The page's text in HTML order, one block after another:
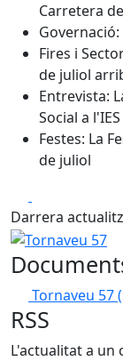
Carretera
Fires i
de juliol
Entrevista:
Social a
Festes: La
de juliol
Darrera
Tornaveu 57
Tornaveu 57
RSS
L'actualitat a un